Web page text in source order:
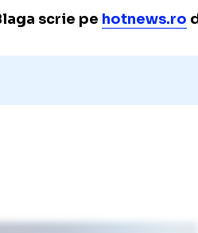
scrie pe hotnews.ro